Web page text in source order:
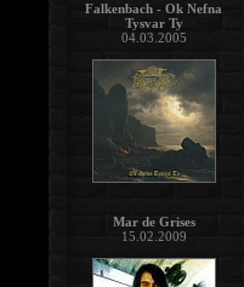
Falkenbach - Ok Nefna
Tysvar Ty
04.03.2005
Mar de Grises
15.02.2009